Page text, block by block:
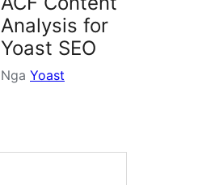
Analysis for
Yoast SEO
Nga Yoast